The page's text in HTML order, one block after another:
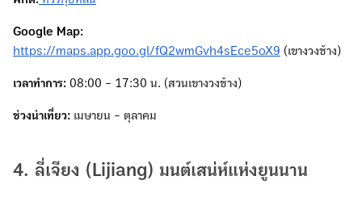
Google Map:
https://maps.app.goo.gl/fQ2wmGvh4sEce5oX9 (เขางวงช้าง)
เวลาทำการ: 08:00 - 17:30 น. (สวนเขางวงช้าง)
ช่วงน่าเที่ยว: เมษายน - ตุลาคม
4. ลี่เจียง (Lijiang) มนต์เสน่ห์แห่งยูนนาน